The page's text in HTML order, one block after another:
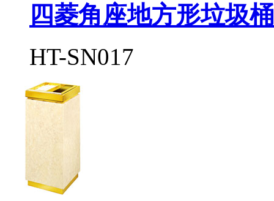
四菱角座地方形垃圾桶
HT-SN017